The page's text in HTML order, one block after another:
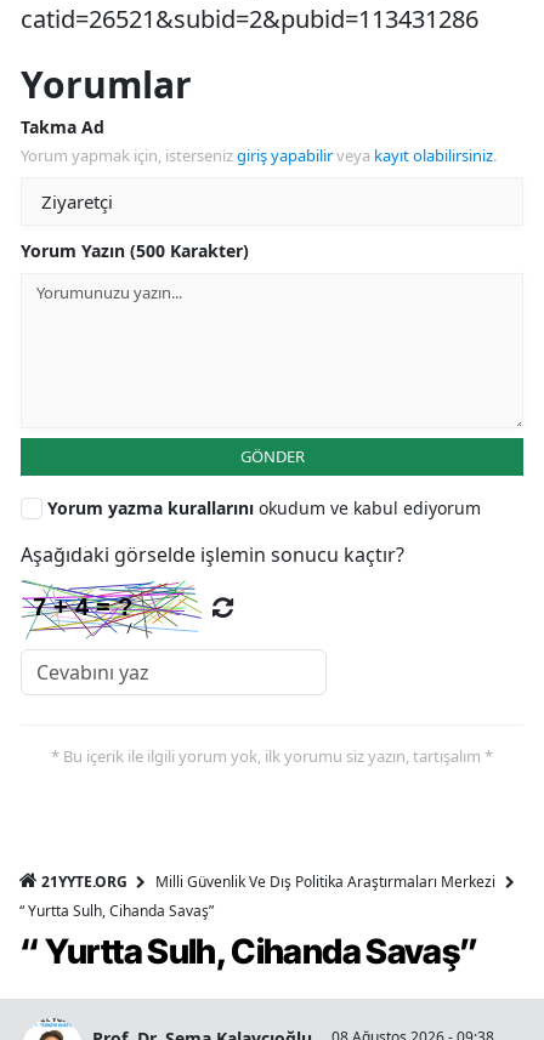
catid=26521&subid=2&pubid=113431286
Yorumlar
Takma Ad
Yorum yapmak için, istersenizgiriş yapabilirveya kayıt olabilirsiniz.
Yorum Yazın (500 Karakter)
GÖNDER
Yorum yazma kurallarını okudum ve kabul ediyorum
Aşağıdaki görselde işlemin sonucu kaçtır?
* Bu içerik ile ilgili yorum yok, ilk yorumu siz yazın, tartışalım *
21YYTE.ORG
Milli Güvenlik Ve Dış Politika Araştırmaları Merkezi
“ Yurtta Sulh, Cihanda Savaş”
“ Yurtta Sulh, Cihanda Savaş”